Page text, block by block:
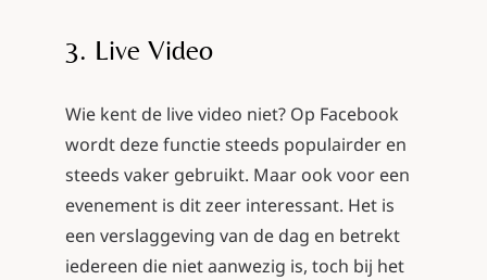
3. Live Video
Wie kent de live video niet? Op Facebook
wordt deze functie steeds populairder en
steeds vaker gebruikt. Maar ook voor een
evenement is dit zeer interessant. Het is
een verslaggeving van de dag en betrekt
iedereen die niet aanwezig is, toch bij het